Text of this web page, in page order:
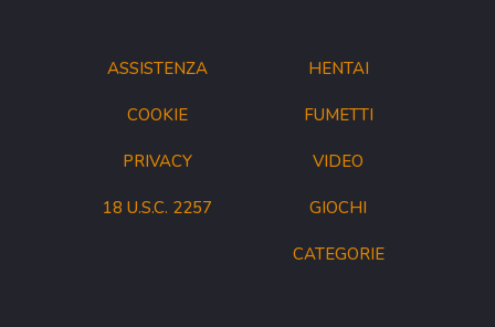
ASSISTENZA
COOKIE
PRIVACY
18 U.S.C. 2257
HENTAI
FUMETTI
VIDEO
GIOCHI
CATEGORIE